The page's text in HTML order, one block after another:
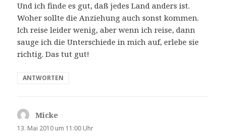
Und ich finde es gut, daß jedes Land anders ist.
Woher sollte die Anziehung auch sonst kommen.
Ich reise leider wenig, aber wenn ich reise, dann
sauge ich die Unterschiede in mich auf, erlebe sie
richtig. Das tut gut!
ANTWORTEN
Micke
13. Mai 2010 um 11:00 Uhr